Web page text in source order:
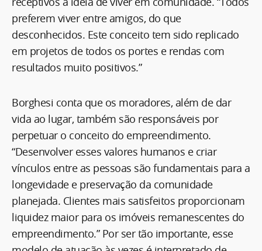
preferem viver entre amigos, do que
desconhecidos. Este conceito tem sido replicado
em projetos de todos os portes e rendas com
resultados muito positivos.”
Borghesi conta que os moradores, além de dar
vida ao lugar, também são responsáveis por
perpetuar o conceito do empreendimento.
“Desenvolver esses valores humanos e criar
vínculos entre as pessoas são fundamentais para a
longevidade e preservação da comunidade
planejada. Clientes mais satisfeitos proporcionam
liquidez maior para os imóveis remanescentes do
empreendimento.” Por ser tão importante, esse